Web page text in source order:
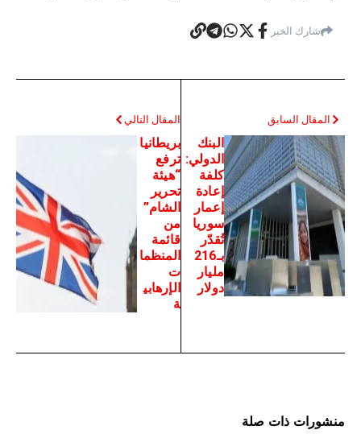
شارك الخبر
المقال السابق
البنك
الدولي:
كلفة
إعادة
إعمار
سوريا
تُقدّر
بـ216
مليار
دولار
المقال التالي
بريطانيا
ترفع
“هيئة
تحرير
الشام”
من
قائمة
المنظما
ت
الإرهابي
ة
منشورات ذات صلة